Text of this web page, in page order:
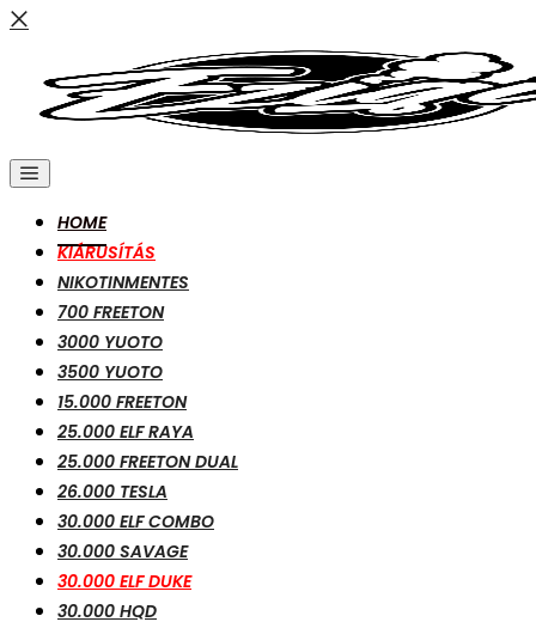
HOME
KIÁRUSÍTÁS
NIKOTINMENTES
700 FREETON
3000 YUOTO
3500 YUOTO
15.000 FREETON
25.000 ELF RAYA
25.000 FREETON DUAL
26.000 TESLA
30.000 ELF COMBO
30.000 SAVAGE
30.000 ELF DUKE
30.000 HQD